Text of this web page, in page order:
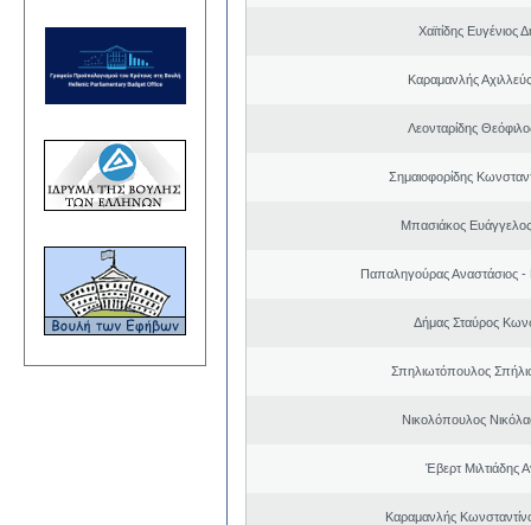
Χαϊτίδης Ευγένιος
Καραμανλής
Λεονταρίδης
Σημαιοφορίδης
Μπασιάκος
Παπαληγούρας Αναστάσιος -
Δήμας Σταύρος
Σπηλιωτόπουλος
Νικολόπουλος
Έβερτ Μιλτιάδης
Καραμανλής